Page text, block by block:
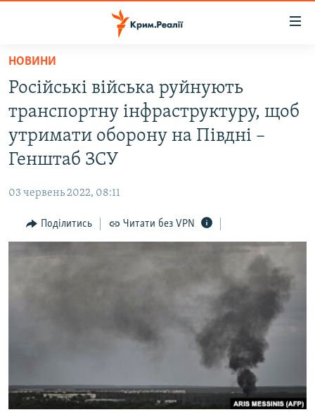
Перейти
основного
матеріалу
Перейти
до
основної
Перейти
пошуку
ВІДЕО ТА ФОТО
ПОЛІТИКА
ПОГЛЯД
ІНТЕРВ'Ю
ВСЕ ЗА ДЕНЬ
ІНФОГРАФІКА
ДОЛУЧАЙСЯ!
НОВИНИ
Російські війська руйнують
транспортну інфраструктуру, щоб
утримати оборону на Півдні –
Генштаб ЗСУ
03 червень 2022, 08:11
Поділитись Читати без VPN